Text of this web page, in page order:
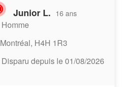
Junior L. 16 ans
Homme
Montréal, H4H 1R3
Disparu depuis le 01/08/2026